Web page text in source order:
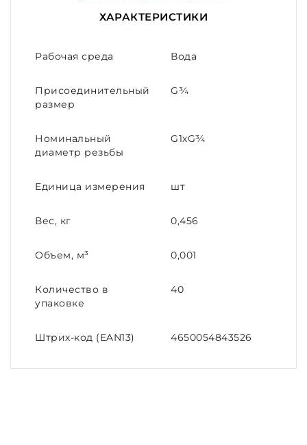
ХАРАКТЕРИСТИКИ
Рабочая среда Вода
Присоединительный
размер
G¾
Номинальный
диаметр резьбы
G1хG¾
Единица измерения шт
Вес, кг 0,456
Объем, м³ 0,001
Количество в
упаковке
40
Штрих-код (EAN13) 4650054843526